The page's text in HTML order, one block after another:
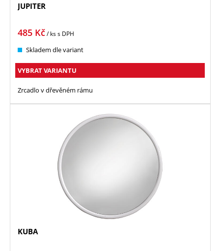
JUPITER
485 Kč/ kss DPH
Skladem dle variant
VYBRAT VARIANTU
Zrcadlo v dřevěném rámu
KUBA